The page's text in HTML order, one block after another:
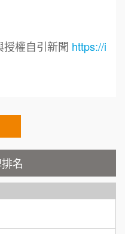
權自引新聞 https://i
名
新竹市